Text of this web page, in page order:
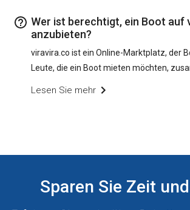
Wer ist berechtigt, ein Boot auf
anzubieten?
viravira.co ist ein Online-Marktplatz, der
Leute, die ein Boot mieten möchten,
Lesen Sie mehr
Sparen Sie Zeit